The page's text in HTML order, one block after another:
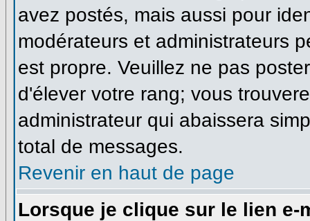
avez postés, mais aussi pour
modérateurs et administrateurs
est propre. Veuillez ne pas
d'élever votre rang; vous
administrateur qui abaissera
total de messages.
Revenir en haut de page
Lorsque je clique sur le lien e-